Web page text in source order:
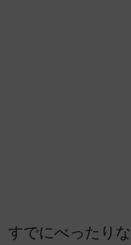
すでにべったり